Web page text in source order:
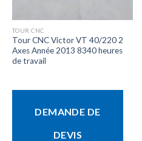
TOUR CNC
Tour CNC Victor VT 40/220 2
Axes Année 2013 8340 heures
de travail
DEMANDE DE
DEVIS